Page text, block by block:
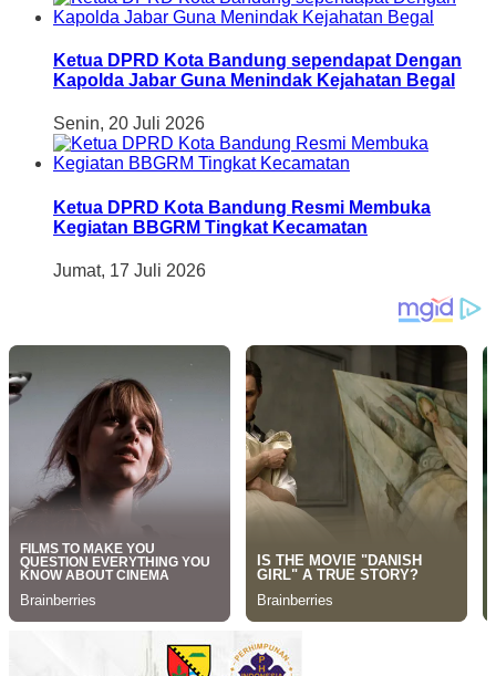
Ketua DPRD Kota Bandung sependapat Dengan
Kapolda Jabar Guna Menindak Kejahatan Begal
Senin, 20 Juli 2026
Ketua DPRD Kota Bandung Resmi Membuka
Kegiatan BBGRM Tingkat Kecamatan
Jumat, 17 Juli 2026